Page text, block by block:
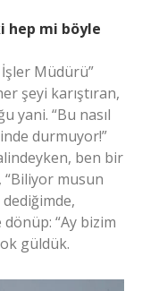
hep mi böyle
Müdürü”
şeyi karıştıran,
yani. “Bu nasıl
durmuyor!”
ben bir
“Biliyor musun
“Ay bizim
güldük.